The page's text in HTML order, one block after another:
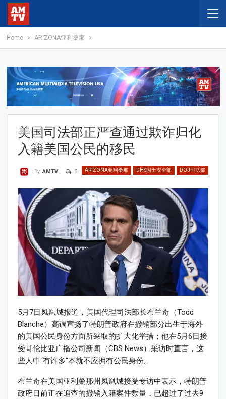
Home ARIZONA亚利桑那
美国司法部正严查通过欺诈归化
入籍美国公民的移民
ARIZONA亚利桑那 DHS国土安全部 DOJ司法部
By AMTV 0
5月7日凤凰城报道，美国代理司法部长布兰奇（Todd
Blanche）高调宣扬了特朗普政府在撤销部分出生于海外
的美国公民身份方面所采取的扩大化举措；他在5月6日接
受哥伦比亚广播公司新闻（CBS News）采访时直言，这
些人中“有许多”本就不应拥有公民身份。
布兰奇在美国亚利桑那州凤凰城接受专访中表示，特朗普
政府目前正在追查的撤销入籍案件数量，已超过了过去9